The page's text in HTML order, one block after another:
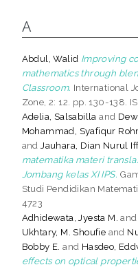
A
Abdul, Walid Improving
mathematics through
Classroom. International
Zone, 2: 12. pp. 130-138.
Adelia, Salsabilla and
Mohammad, Syafiqur
andJauhara, Dian Nurul
matematika materi
Jombang kelas XI IPS.
Studi Pendidikan
4723
Adhidewata, Jyesta M. and
Ukhtary, M. Shoufie and
Bobby E. and Hasdeo,
effects on optical